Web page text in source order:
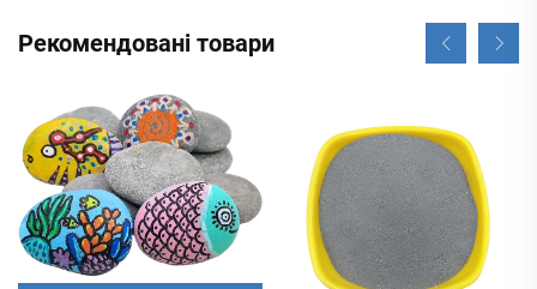
Рекомендовані товари